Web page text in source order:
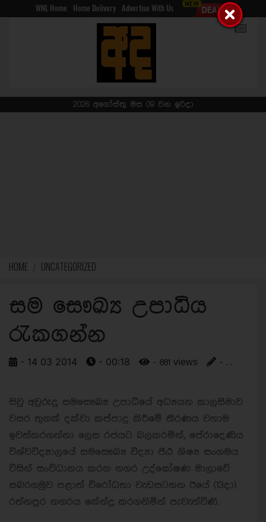
WNL Home Home Delivery Advertise With Us
2026 අගෝස්තු මස 09 වන ඉරිදා
HOME UNCATEGORIZED
සම සෞඛ්‍ය උපාධිය
රැකගන්න
- 14 03 2014 - 00:18 - 681 views - . .
සිවු අවුරුදු සමසෞඛ්‍ය උපාධියේ අධ්‍යයන කාලසීමාව
වසර තුනක් දක්වා කප්පාදු කිරීමේ තීරණය වහාම
ඉවත්කරගන්නා ලෙස රජයට බලකරමින්, පේරාදෙණිය
විශ්වවිද්‍යාලයේ සමසෞඛ්‍ය විද්‍යා පීඨ ශිෂ්‍ය සංගමය
විසින් සංවිධානය කරන නගර උද්ඝෝෂණ මාලාවේ
සබරගමුව පළාත් විරෝධතා වැඩසටහන ඊයේ (13දා)
රත්නපුර නගරය කේන්ද්‍ර කරගනිමින් පැවැත්විණි.